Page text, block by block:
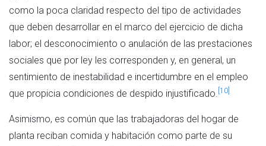
como la poca claridad respecto del tipo de actividades
que deben desarrollar en el marco del ejercicio de dicha
labor; el desconocimiento o anulación de las prestaciones
sociales que por ley les corresponden y, en general, un
sentimiento de inestabilidad e incertidumbre en el empleo
que propicia condiciones de despido injustificado. [10]
Asimismo, es común que las trabajadoras del hogar de
planta reciban comida y habitación como parte de su